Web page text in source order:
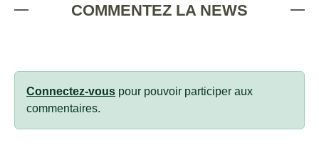
COMMENTEZ LA NEWS
Connectez-vous pour pouvoir participer aux
commentaires.